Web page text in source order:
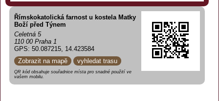
Římskokatolická farnost u kostela Matky
Boží před Týnem
Celetná 5
110 00 Praha 1
GPS: 50.087215, 14.423584
Zobrazit na mapě
vyhledat trasu
QR kód obsahuje souřadnice místa pro snadné použití ve
vašem mobilu.